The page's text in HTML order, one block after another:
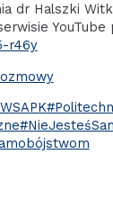
dr Halszki
YouTube
r46y